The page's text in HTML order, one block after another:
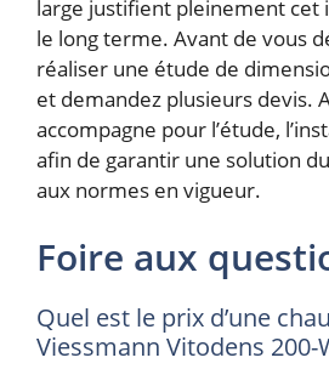
large justifient pleinement cet
le long terme. Avant de vous
réaliser une étude de
et demandez plusieurs devis.
accompagne pour l’étude,
afin de garantir une solution
aux normes en vigueur.
Foire aux
Quel est le prix d’une
Viessmann Vitodens 200-